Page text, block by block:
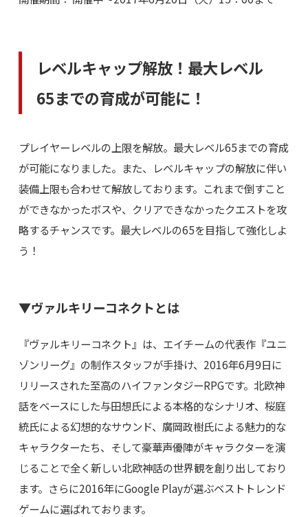
レベルキャップ解放！最大レベル
65までの育成が可能に！
プレイヤーレベルの上限を解放。最大レベル65までの育成
が可能になりました。また、レベルキャップの解放に伴い
装備上限も合わせて解放しております。これまで倒すこと
ができなかったボスや、クリアできなかったクエストを攻
略するチャンスです。最大レベルの65を目指して強化しよ
う！
▼ヴァルキリーコネクトとは
『ヴァルキリーコネクト』は、エイチームの代表作『ユニ
ゾンリーグ』の制作スタッフが手掛け、2016年6月9日に
リリースされた至高のハイファンタジーRPGです。北欧神
話をベースにした与田想氏による本格的なシナリオ、桜庭
統氏による幻想的なサウンド、廣岡政樹氏による魅力的な
キャラクターたち、そして豪華声優陣がキャラクターを演
じることで全く新しい北欧神話の世界観を創り出しており
ます。さらに2016年にGoogle Playが選ぶベストトレンド
ゲームに選ばれております。